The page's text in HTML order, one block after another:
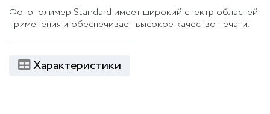
Фотополимер Standard имеет широкий спектр областей
применения и обеспечивает высокое качество печати.
Характеристики